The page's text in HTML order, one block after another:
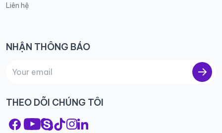
Liên hệ
NHẬN THÔNG BÁO
THEO DÕI CHÚNG TÔI